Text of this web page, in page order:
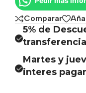
Comparar
5% de
Martes y
interes